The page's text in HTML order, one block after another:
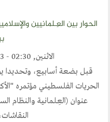
طلب توظيف
مواقع صديقة
منتديات الوسطية اخر
طلبات الانتساب
اتصل بنا
الحوار بين العِـلمانيين
الاثنين, December 9, 2013 - 02:30
الحريات الفلسطيني مؤتمره
عنوان (العِـلمانية